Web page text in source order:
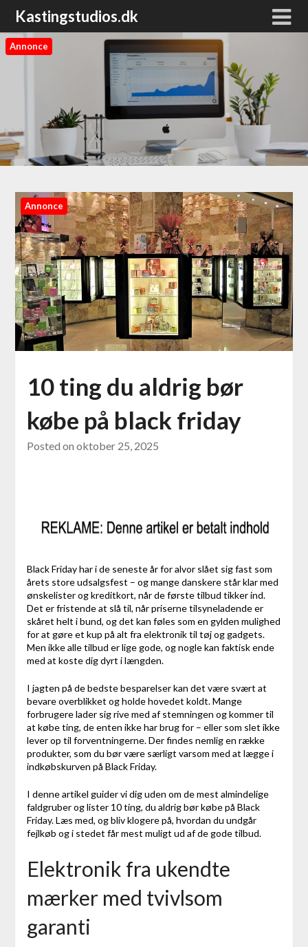
Kastingstudios.dk
Annonce
Annonce
10 ting du aldrig bør
købe på black friday
Posted on oktober 25, 2025
Black Friday har i de seneste år for alvor slået sig fast som
årets store udsalgsfest – og mange danskere står klar med
ønskelister og kreditkort, når de første tilbud tikker ind.
Det er fristende at slå til, når priserne tilsyneladende er
skåret helt i bund, og det kan føles som en gylden mulighed
for at gøre et kup på alt fra elektronik til tøj og gadgets.
Men ikke alle tilbud er lige gode, og nogle kan faktisk ende
med at koste dig dyrt i længden.
I jagten på de bedste besparelser kan det være svært at
bevare overblikket og holde hovedet koldt. Mange
forbrugere lader sig rive med af stemningen og kommer til
at købe ting, de enten ikke har brug for – eller som slet ikke
lever op til forventningerne. Der findes nemlig en række
produkter, som du bør være særligt varsom med at lægge i
indkøbskurven på Black Friday.
I denne artikel guider vi dig uden om de mest almindelige
faldgruber og lister 10 ting, du aldrig bør købe på Black
Friday. Læs med, og bliv klogere på, hvordan du undgår
fejlkøb og i stedet får mest muligt ud af de gode tilbud.
Elektronik fra ukendte
mærker med tvivlsom
garanti